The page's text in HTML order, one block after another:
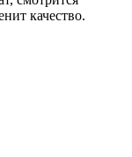
качество.